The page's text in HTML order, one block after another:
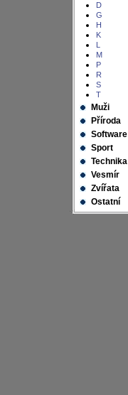
D
G
H
K
L
M
P
R
S
T
Muži
Příroda
Software
Sport
Technika
Vesmír
Zvířata
Ostatní